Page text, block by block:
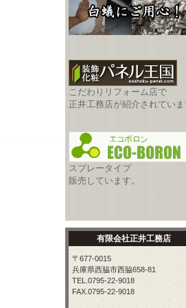
こだわりリフォーム店で
正井工務店が紹介されてい
スプレータイプ
販売しています。
有限会社正井工務店
〒677-0015
兵庫県西脇市西脇658-81
TEL.0795-22-9018
FAX.0795-22-9018